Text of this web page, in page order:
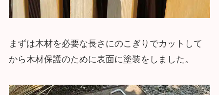
まずは木材を必要な長さにのこぎりでカットして
から木材保護のために表面に塗装をしました。